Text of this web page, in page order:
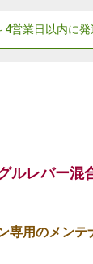
ルレバー
専用のメンテ